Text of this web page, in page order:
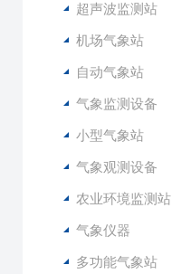
超声波监测站
机场气象站
自动气象站
气象监测设备
小型气象站
气象观测设备
农业环境监测站
气象仪器
多功能气象站